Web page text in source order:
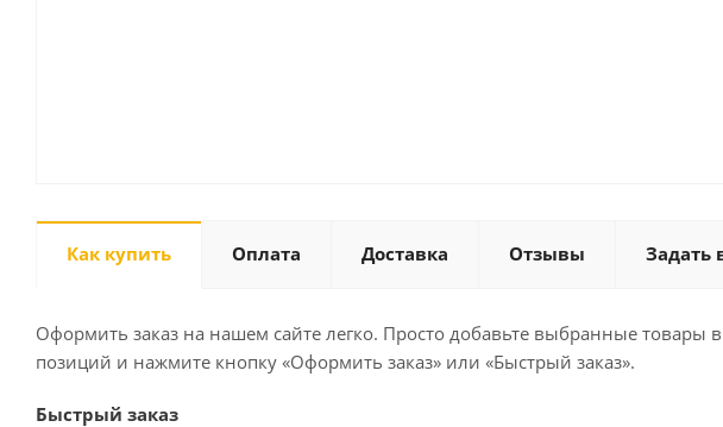
Как купить Оплата Доставка Отзывы Задать
Оформить заказ на нашем сайте легко. Просто добавьте выбранные товары
позиций и нажмите кнопку «Оформить заказ» или «Быстрый заказ».
Быстрый заказ